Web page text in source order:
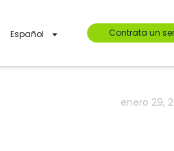
Español Contrata un
enero 29,